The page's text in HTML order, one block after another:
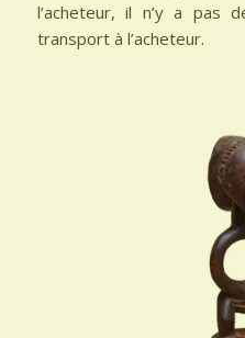
l’acheteur, il n’y a pas
transport à l’acheteur.